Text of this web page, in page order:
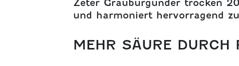
Zeter Grauburgunder trocken
und harmoniert hervorragend
MEHR SÄURE DURCH